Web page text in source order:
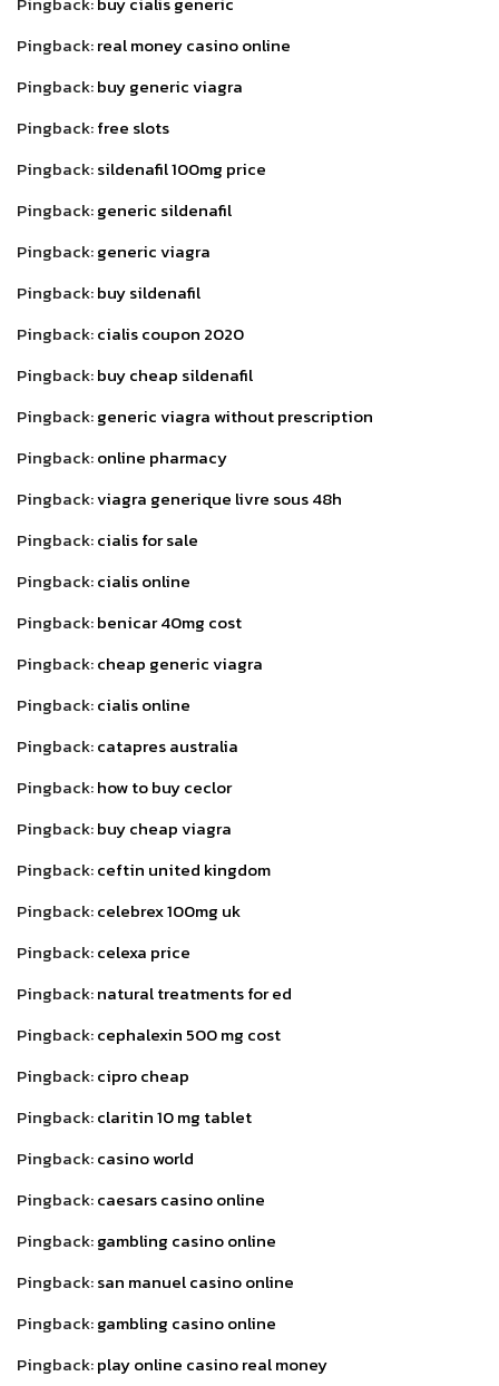
Pingback:real money casino online
Pingback:buy generic viagra
Pingback:free slots
Pingback:sildenafil 100mg price
Pingback:generic sildenafil
Pingback:generic viagra
Pingback:buy sildenafil
Pingback:cialis coupon 2020
Pingback:buy cheap sildenafil
Pingback:generic viagra without prescription
Pingback:online pharmacy
Pingback:viagra generique livre sous 48h
Pingback:cialis for sale
Pingback:cialis online
Pingback:benicar 40mg cost
Pingback:cheap generic viagra
Pingback:cialis online
Pingback:catapres australia
Pingback:how to buy ceclor
Pingback:buy cheap viagra
Pingback:ceftin united kingdom
Pingback:celebrex 100mg uk
Pingback:celexa price
Pingback:natural treatments for ed
Pingback:cephalexin 500 mg cost
Pingback:cipro cheap
Pingback:claritin 10 mg tablet
Pingback:casino world
Pingback:caesars casino online
Pingback:gambling casino online
Pingback:san manuel casino online
Pingback:gambling casino online
Pingback:play online casino real money